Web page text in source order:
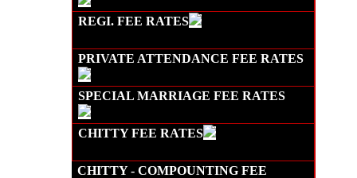
REGI. FEE RATES
PRIVATE ATTENDANCE FEE RATES
SPECIAL MARRIAGE FEE RATES
CHITTY FEE RATES
CHITTY - COMPOUNTING FEE